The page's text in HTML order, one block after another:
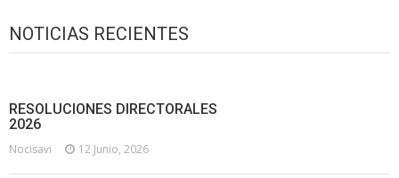
NOTICIAS RECIENTES
RESOLUCIONES DIRECTORALES
2026
Nocisavi 12 Junio, 2026